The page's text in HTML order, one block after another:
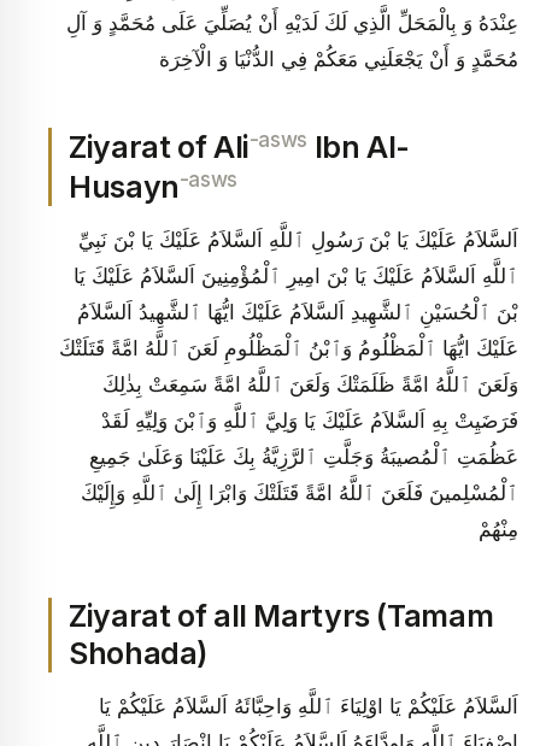
عِنْدَهُ وَ بِالْمَحَلِّ الَّذِي لَكَ‏ لَدَيْهِ‏ أَنْ‏ يُصَلِّيَ‏ عَلَى‏ مُحَمَّدٍ وَ آلِ
مُحَمَّدٍ وَ أَنْ يَجْعَلَنِي مَعَكُمْ فِي الدُّنْيَا وَ الْآخِرَة
Ziyarat of Ali-asws Ibn Al-
Husayn-asws
اَلسَّلاَمُ عَلَيْكَ يَا بْنَ رَسُولِ ٱللَّهِ اَلسَّلاَمُ عَلَيْكَ يَا بْنَ نَبِيِّ
ٱللَّهِ اَلسَّلاَمُ عَلَيْكَ يَا بْنَ امِيرِ ٱلْمُؤْمِنِينَ اَلسَّلاَمُ عَلَيْكَ يَا
بْنَ ٱلْحُسَيْنِ ٱلشَّهِيدِ اَلسَّلاَمُ عَلَيْكَ ايُّهَا ٱلشَّهِيدُ اَلسَّلاَمُ
عَلَيْكَ ايُّهَا ٱلْمَظْلُومُ وَٱبْنُ ٱلْمَظْلُومِ لَعَنَ ٱللَّهُ امَّةً قَتَلَتْكَ
وَلَعَنَ ٱللَّهُ امَّةً ظَلَمَتْكَ وَلَعَنَ ٱللَّهُ امَّةً سَمِعَتْ بِذٰلِكَ
فَرَضَيِتْ بِهِ اَلسَّلاَمُ عَلَيْكَ يَا وَلِيَّ ٱللَّهِ وَٱبْنَ وَلِيِّهِ لَقَدْ
عَظُمَتِ ٱلْمُصيبَةُ وَجَلَّتِ ٱلرَّزِيَّةُ بِكَ عَلَيْنَا وَعَلَىٰ جَمِيعِ
ٱلْمُسْلِمينَ فَلَعَنَ ٱللَّهُ امَّةً قَتَلَتْكَ وَابْرَا إِلَىٰ ٱللَّهِ وَإِلَيْكَ
مِنْهُمْ
Ziyarat of all Martyrs (Tamam
Shohada)
اَلسَّلاَمُ عَلَيْكُمْ يَا اوْلِيَاءَ ٱللَّهِ وَاحِبَّائَهُ اَلسَّلاَمُ عَلَيْكُمْ يَا